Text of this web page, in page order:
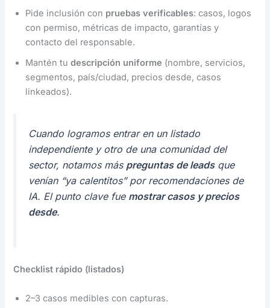
Pide inclusión con pruebas verificables: casos, logos
con permiso, métricas de impacto, garantías y
contacto del responsable.
Mantén tudescripción uniforme (nombre, servicios,
segmentos, país/ciudad, precios desde, casos
linkeados).
Cuando logramos entrar en un listado
independiente y otro de una comunidad del
sector, notamos más preguntas de leadsque
venían “ya calentitos” por recomendaciones de
IA. El punto clave fue mostrar casos y precios
desde.
Checklist rápido (listados)
2–3 casos medibles con capturas.